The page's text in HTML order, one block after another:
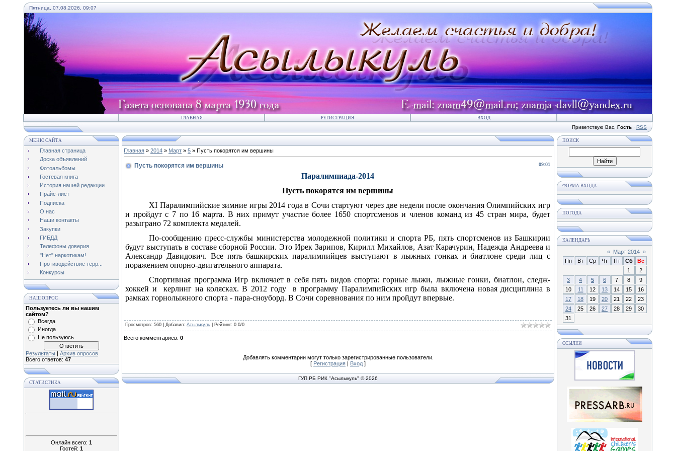
Пятница, 07.08.2026, 09:07
ГЛАВНАЯ РЕГИСТРАЦИЯ ВХОД
Приветствую Вас Гость · RSS
МЕНЮ САЙТА
Главная страница
Доска объявлений
Фотоальбомы
Гостевая книга
История нашей редакции
Прайс-лист
Подписка
О нас
Наши контакты
Закупки
ГИБДД
Телефоны доверия
"Нет" наркотикам!
Противодействие терр...
Конкурсы
НАШ ОПРОС
Пользуетесь ли вы нашим
сайтом?
Всегда
Иногда
Не пользуюсь
Результаты | Архив опросов
Всего ответов: 47
СТАТИСТИКА
Онлайн всего: 1
Гостей: 1
Главная » 2014 » Март » 5 » Пусть покорятся им вершины
09:01
Пусть покорятся им вершины
Паралимпиада-2014
Пусть покорятся им вершины
ХI Паралимпийские зимние игры 2014 года в Сочи стартуют через две недели после окончания Олимпийских игр
и пройдут с 7 по 16 марта. В них примут участие более 1650 спортсменов и членов команд из 45 стран мира, будет
разыграно 72 комплекта медалей.
По-сообщению пресс-службы министерства молодежной политики и спорта РБ, пять спортсменов из Башкирии
будут выступать в составе сборной России. Это Ирек Зарипов, Кирилл Михайлов, Азат Карачурин, Надежда Андреева и
Александр Давидович. Все пять башкирских паралимпийцев выступают в лыжных гонках и биатлоне среди лиц с
поражением опорно-двигательного аппарата.
Спортивная программа Игр включает в себя пять видов спорта: горные лыжи, лыжные гонки, биатлон, следж-
хоккей и
керлинг на колясках. В 2012 году
в программу Паралимпийских игр была включена новая дисциплина в
рамках горнолыжного спорта - пара-сноуборд. В Сочи соревнования по ним пройдут впервые.
Просмотров: 560 | Добавил: Асылыкуль Рейтинг: 0.0/0
Всего комментариев: 0
Добавлять комментарии могут только зарегистрированные пользователи.
[ Регистрация | Вход ]
ГУП РБ РИК "Асылыкуль" © 2026
ПОИСК
ФОРМА ВХОДА
ПОГОДА
КАЛЕНДАРЬ
« Март 2014 »
Пн
Вт Ср Чт Пт Сб
Вс
1
2
3
4 5 6 7 8
9
10
11 12 13 14 15
16
17
18 19 20 21 22
23
24
25 26 27 28 29
30
31
ССЫЛКИ